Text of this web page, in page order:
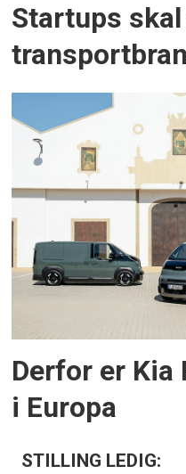
Startups
Derfor er Kia
i Europa
STILLING LEDIG: